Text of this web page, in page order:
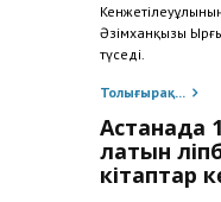
Әзімханқызы
түседі.
Толығырақ...
Астанада
латын
кітаптар